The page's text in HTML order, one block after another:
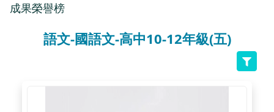
成果榮譽榜
語文-國語文-高中10-12年級(五)